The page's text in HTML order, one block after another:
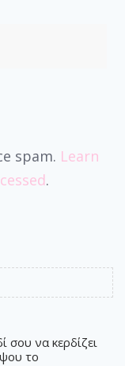
spam. Learn
.
σου να κερδίζει
το